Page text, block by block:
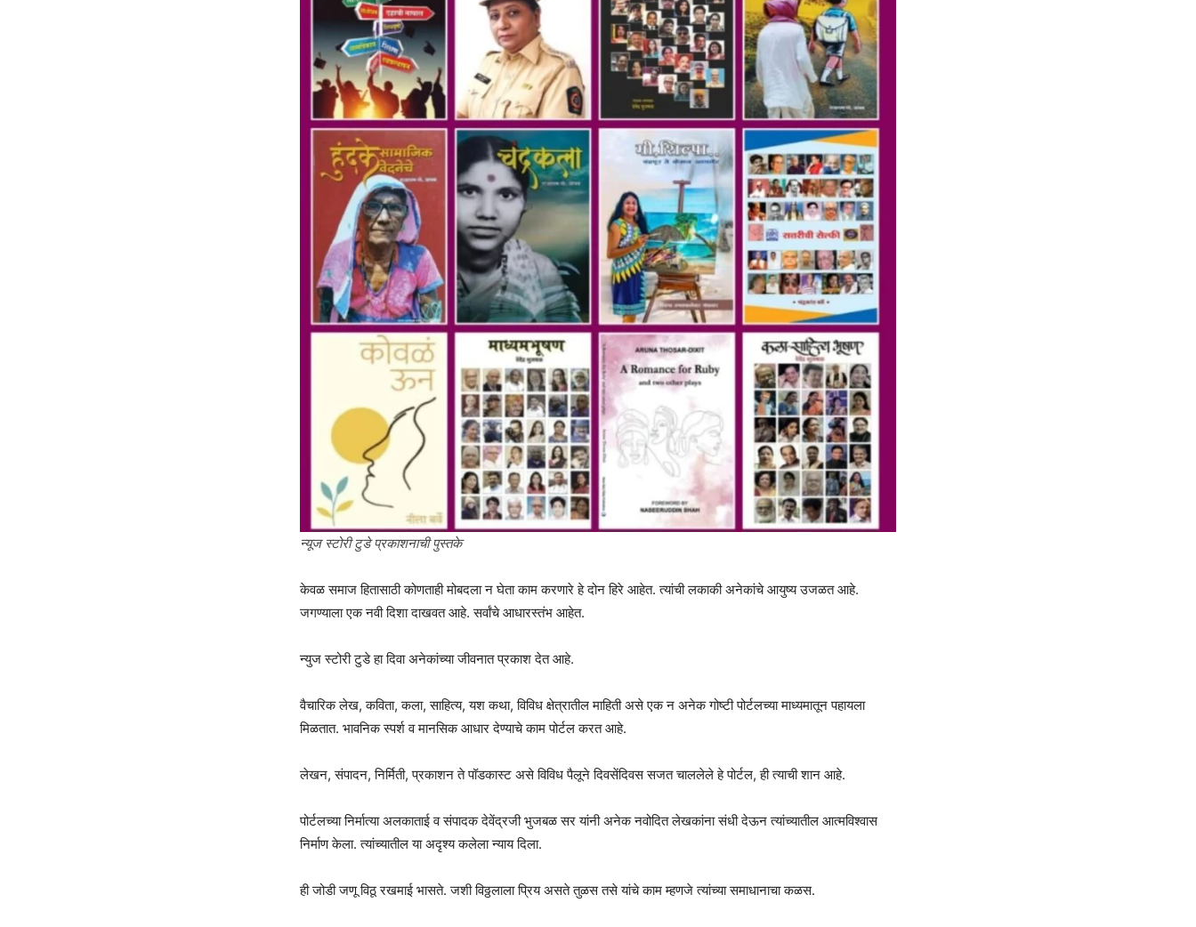
न्यूज स्टोरी टुडे प्रकाशनाची पुस्तके
केवळ समाज हितासाठी कोणताही मोबदला न घेता काम करणारे हे दोन हिरे आहेत. त्यांची लकाकी अनेकांचे आयुष्य उजळत आहे.
जगण्याला एक नवी दिशा दाखवत आहे. सर्वांचे आधारस्तंभ आहेत.
न्युज स्टोरी टुडे हा दिवा अनेकांच्या जीवनात प्रकाश देत आहे.
वैचारिक लेख, कविता, कला, साहित्य, यश कथा, विविध क्षेत्रातील माहिती असे एक न अनेक गोष्टी पोर्टलच्या माध्यमातून पहायला
मिळतात. भावनिक स्पर्श व मानसिक आधार देण्याचे काम पोर्टल करत आहे.
लेखन, संपादन, निर्मिती, प्रकाशन ते पॉडकास्ट असे विविध पैलूने दिवसेंदिवस सजत चाललेले हे पोर्टल, ही त्याची शान आहे.
पोर्टलच्या निर्मात्या अलकाताई व संपादक देवेंद्रजी भुजबळ सर यांनी अनेक नवोदित लेखकांना संधी देऊन त्यांच्यातील आत्मविश्वास
निर्माण केला. त्यांच्यातील या अदृश्य कलेला न्याय दिला.
ही जोडी जणू विठू रखमाई भासते. जशी विठ्ठलाला प्रिय असते तुळस तसे यांचे काम म्हणजे त्यांच्या समाधानाचा कळस.